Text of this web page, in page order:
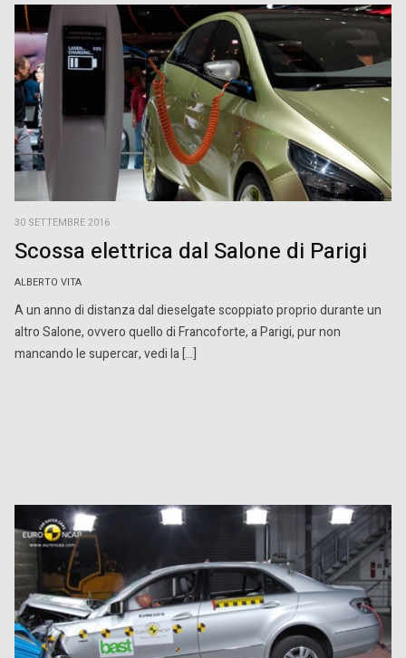
30 SETTEMBRE 2016
Scossa elettrica dal Salone di Parigi
ALBERTO VITA
A un anno di distanza dal dieselgate scoppiato proprio durante un
altro Salone, ovvero quello di Francoforte, a Parigi, pur non
mancando le supercar, vedi la […]